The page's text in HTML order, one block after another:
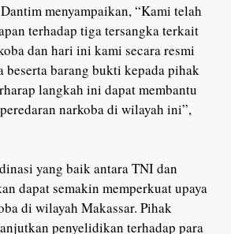
menyampaikan, “Kami telah
terhadap tiga tersangka terkait
dan hari ini kami secara resmi
beserta barang bukti kepada pihak
langkah ini dapat membantu
narkoba di wilayah ini”,
yang baik antara TNI dan
dapat semakin memperkuat upaya
di wilayah Makassar. Pihak
penyelidikan terhadap para